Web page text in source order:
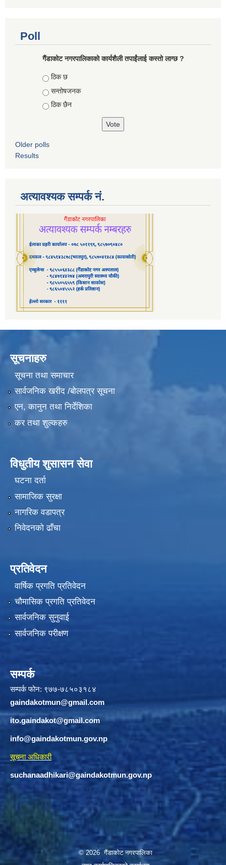
Poll
गैंडाकोट नगरपालिकाको कार्यशैली तपाईंलाई कस्तो लाग्छ ?
Choices
ठिक छ
सन्तोषजनक
ठिक छैन
Older polls
Results
अत्यावश्यक सम्पर्क नं.
सूचनाहरु
सूचना तथा समाचार
सार्वजनिक खरीद /बोलपत्र सूचना
एन, कानुन तथा निर्देशिका
कर तथा शुल्कहरु
विधुतीय शुसासन सेवा
घटना दर्ता
सामाजिक सुरक्षा
नागरिक वडापत्र
निवेदनको ढाँचा
प्रतिवेदन
वार्षिक प्रगति प्रतिवेदन
चौमासिक प्रगति प्रतिवेदन
सार्वजनिक सुनुवाई
सार्वजनिक परीक्षण
सम्पर्क
सम्पर्क फोन: ९७७-७८५०३१८४
gaindakotmun@gmail.com
ito.gaindakot@gmail.com
info@gaindakotmun.gov.np
सूचना अधिकारी
suchanaadhikari@gaindakotmun.gov.np
© 2026 गैंडाकोट नगरपालिका